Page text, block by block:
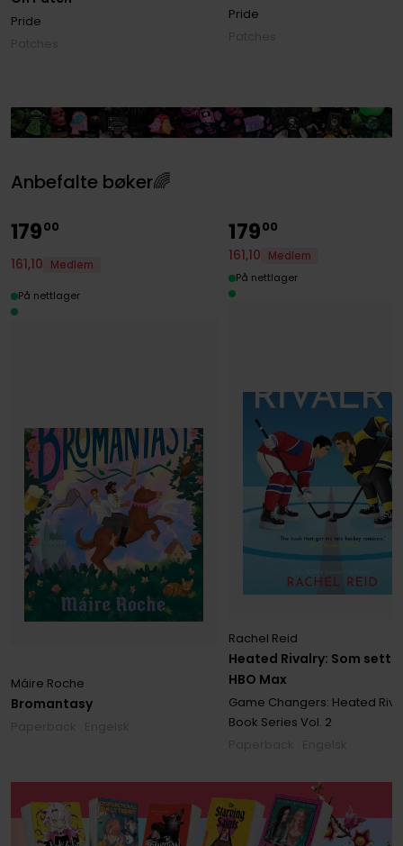
Pride
Pride
Anbefalte bøker🌈
Bromantasy
Máire Roche
17900
161,10 Medlem
På nettlager
Heated Rivalry: Som sett
HBO Max
Rachel Reid
Game Changers: Heated
Book Series Vol. 2
17900
161,10
Medlem
På nettlager